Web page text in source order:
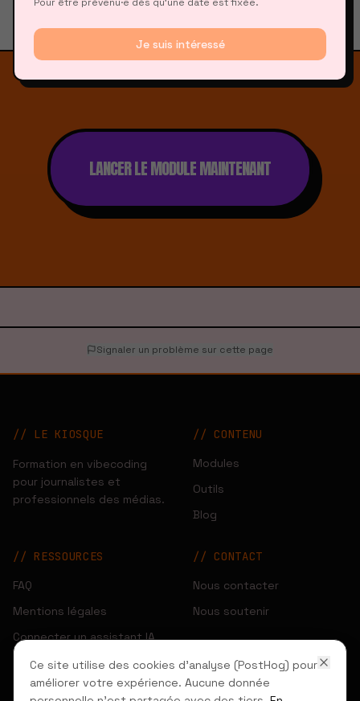
LANCER LE MODULE MAINTENANT
Signaler un problème sur cette page
// LE KIOSQUE
Formation en vibecoding
pour journalistes et
professionnels des médias.
// CONTENU
Modules
Outils
Blog
// RESSOURCES
FAQ
Mentions légales
Connecter un assistant IA
Gérer les cookies
// CONTACT
Nous contacter
Nous soutenir
Ce site utilise des cookies d'analyse (PostHog) pour
améliorer votre expérience. Aucune donnée
Je suis intéressé